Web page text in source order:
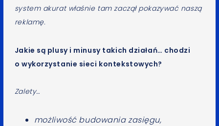
system akurat właśnie tam zaczął pokazywać naszą
reklamę.
Jakie są plusy i minusy takich działań… chodzi
o wykorzystanie sieci kontekstowych?
Zalety…
możliwość budowania zasięgu,